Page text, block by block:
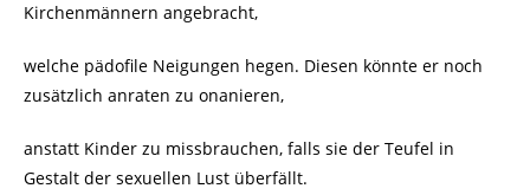
Kirchenmännern angebracht,
welche pädofile Neigungen hegen. Diesen könnte er noch
zusätzlich anraten zu onanieren,
anstatt Kinder zu missbrauchen, falls sie der Teufel in
Gestalt der sexuellen Lust überfällt.